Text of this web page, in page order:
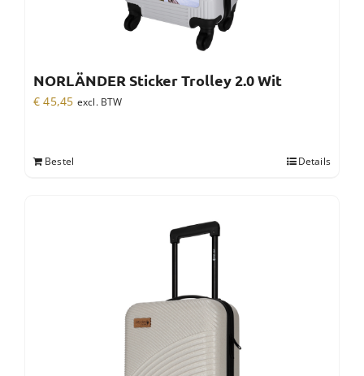
NORLÄNDER Sticker Trolley 2.0 Wit
€ 45,45 excl. BTW
Bestel Details